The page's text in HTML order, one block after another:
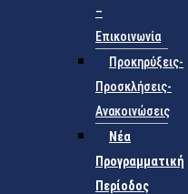
–
Επικοινωνία
Προκηρύξεις-
Προσκλήσεις-
Ανακοινώσεις
Νέα
Προγραμματική
Περίοδος